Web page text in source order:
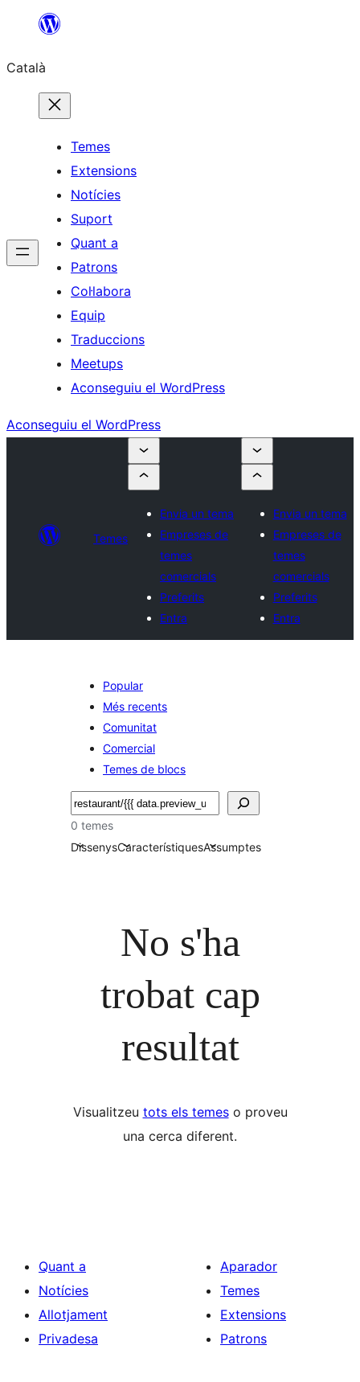
contingut
Català
Temes
Extensions
Notícies
Suport
Quant a
Patrons
Col·labora
Equip
Traduccions
Meetups
Aconseguiu el WordPress
Aconseguiu el WordPress
Temes
Envia un tema
Empreses de
temes
comercials
Preferits
Entra
Envia un tema
Empreses de
temes
comercials
Preferits
Entra
Popular
Més recents
Comunitat
Comercial
Temes de blocs
Cerca
0 temes
DissenysCaracterístiquesAssumptes
No s'ha
trobat cap
resultat
Visualitzeu tots els temeso proveu
una cerca diferent.
Quant a
Notícies
Allotjament
Privadesa
Aparador
Temes
Extensions
Patrons